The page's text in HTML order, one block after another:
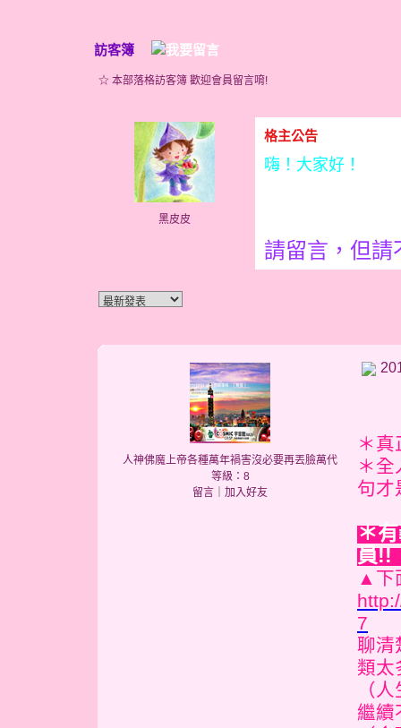
訪客簿
☆ 本部落格訪客簿 歡迎會員留言唷!
黑皮皮
格主公告
嗨！大家好！
請留言，但請
人神佛魔上帝各種萬年禍害沒必要再丟臉萬代
等級：8
留言
加入好友
＊真
＊
句才
＊
員
▲下
7
聊清
類太
（
繼續